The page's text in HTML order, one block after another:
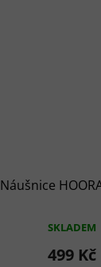
Náušnice
SKLADEM
499 Kč